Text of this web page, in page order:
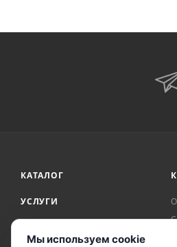
КАТАЛОГ
УСЛУГИ
Мы используем cookie